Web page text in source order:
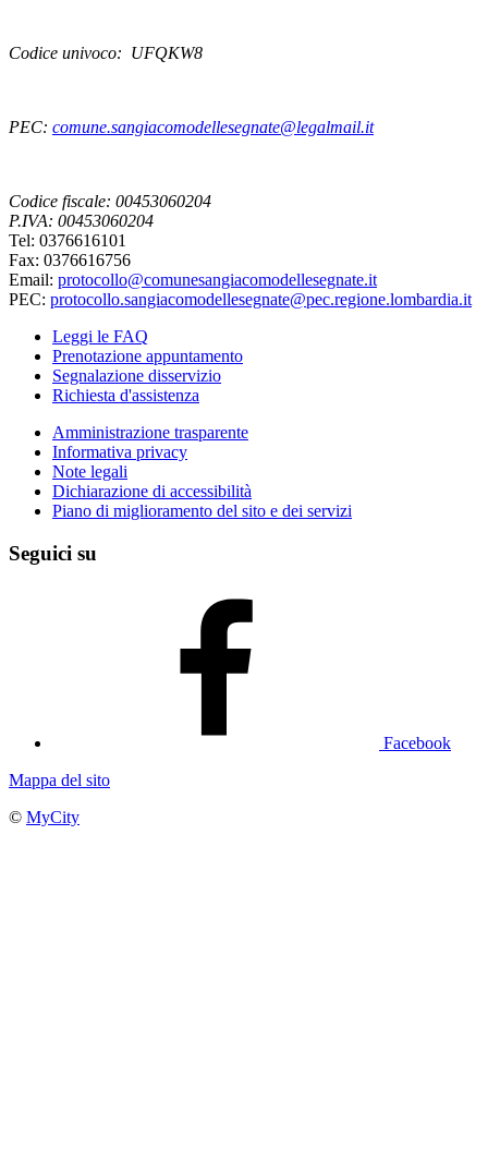
Codice univoco: UFQKW8
PEC: comune.sangiacomodellesegnate@legalmail.it
Codice fiscale: 00453060204
P.IVA: 00453060204
Tel: 0376616101
Fax: 0376616756
Email: protocollo@comunesangiacomodellesegnate.it
PEC: protocollo.sangiacomodellesegnate@pec.regione.lombardia.it
Leggi le FAQ
Prenotazione appuntamento
Segnalazione disservizio
Richiesta d'assistenza
Amministrazione trasparente
Informativa privacy
Note legali
Dichiarazione di accessibilità
Piano di miglioramento del sito e dei servizi
Seguici su
Facebook
Mappa del sito
© MyCity